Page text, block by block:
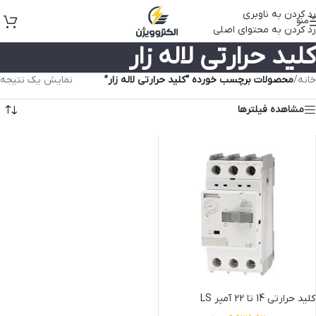
رد کردن به ناوبری
رد کردن به محتوای اصلی
منو
کلید حرارتی لاله زار
خانه/محصولات برچسب خورده “کلید حرارتی لاله زار” نمایش یک نتیجه
مشاهده فیلترها
کلید حرارتی 14 تا 22 آمپر LS